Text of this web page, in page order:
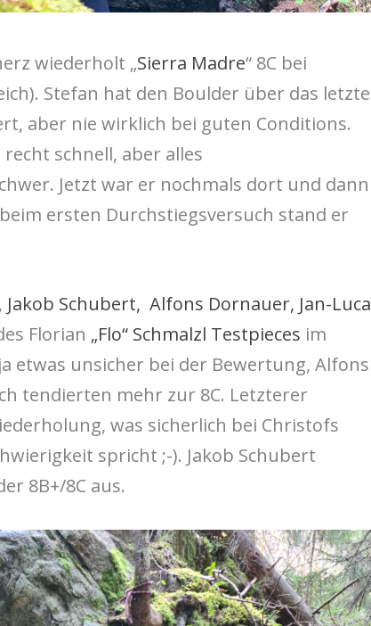
wiederholt „Sierra Madre“ 8C bei
Stefan hat den Boulder über das letzte
aber nie wirklich bei guten Conditions.
schnell, aber alles
Jetzt war er nochmals dort und dann
ersten Durchstiegsversuch stand er
Jakob Schubert, Alfons Dornauer, Jan-Luca
Florian „Flo“ Schmalzl Testpieces im
etwas unsicher bei der Bewertung, Alfons
tendierten mehr zur 8C. Letzterer
was sicherlich bei Christofs
spricht ;-). Jakob Schubert
8B+/8C aus.